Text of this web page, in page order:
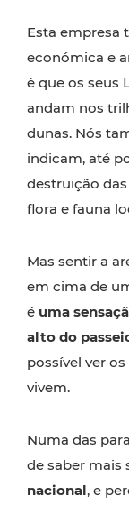
Esta empresa
económica e
é que os seus
andam nos
dunas. Nós
indicam, até
destruição
flora e fauna
Mas sentir a
em cima de
é uma
alto do
possível ver
vivem.
Numa das
de saber mais
nacional, e